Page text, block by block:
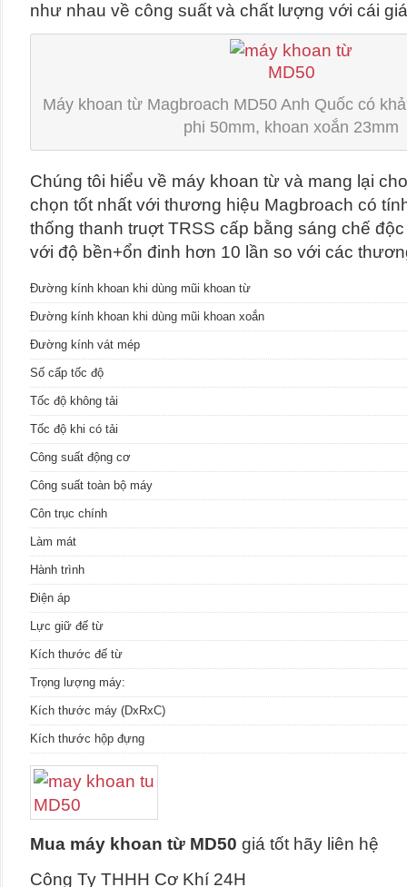
như nhau về công suất và chất lượng với cái
Máy khoan từ Magbroach MD50 Anh Quốc có
phi 50mm, khoan xoắn 23mm
Chúng tôi hiểu về máy khoan từ và mang lại
chọn tốt nhất với thương hiệu Magbroach có
thống thanh truợt TRSS cấp bằng sáng chế
với độ bền+ổn đinh hơn 10 lần so với các
Đường kính khoan khi dùng mũi khoan từ
Đường kính khoan khi dùng mũi khoan xoắn
Đường kính vát mép
Số cấp tốc độ
Tốc độ không tải
Tốc độ khi có tải
Công suất động cơ
Công suất toàn bộ máy
Côn trục chính
Làm mát
Hành trình
Điện áp
Lực giữ đế từ
Kích thước đế từ
Trọng lượng máy:
Kích thước máy (DxRxC)
Kích thước hộp đựng
Mua máy khoan từ MD50 giá tốt hãy liên hệ
Công Ty THHH Cơ Khí 24H